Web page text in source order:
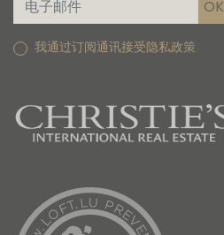
我通过订阅通讯接受隐私政策